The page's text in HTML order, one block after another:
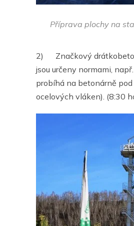
Příprava plochy na
2) Značkový
jsou určeny normami,
probíhá na betonárně
ocelových vláken). (8:30